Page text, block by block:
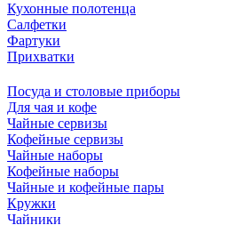
Кухонные полотенца
Салфетки
Фартуки
Прихватки
Посуда и столовые приборы
Для чая и кофе
Чайные сервизы
Кофейные сервизы
Чайные наборы
Кофейные наборы
Чайные и кофейные пары
Кружки
Чайники